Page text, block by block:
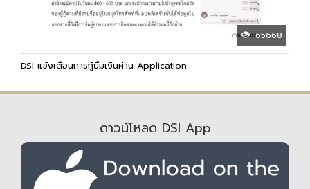
65668
DSI แจ้งเตือนการกู้ยืมเงินผ่าน Application
ดาวน์โหลด DSI App